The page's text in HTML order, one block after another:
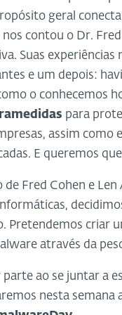
geral
contou o Dr.
Suas experiências
e um depois:
o conhecemos
para
assim
E queremos
Fred Cohen e
Pretendemos criar
através da
ao se juntar a
nesta semana